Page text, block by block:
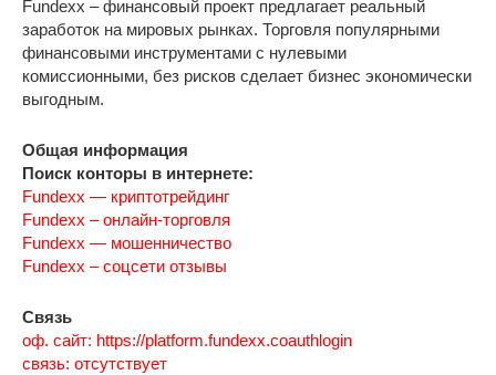
Fundexx – финансовый проект предлагает реальный
заработок на мировых рынках. Торговля популярными
финансовыми инструментами с нулевыми
комиссионными, без рисков сделает бизнес экономически
выгодным.
Общая информация
Поиск конторы в интернете:
Fundexx — криптотрейдинг
Fundexx – онлайн-торговля
Fundexx — мошенничество
Fundexx – соцсети отзывы
Связь
оф. сайт: https://platform.fundexx.coauthlogin
связь: отсутствует